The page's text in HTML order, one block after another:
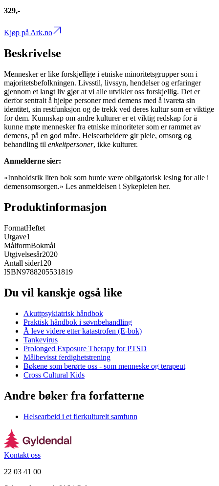
329,-
Kjøp på Ark.no
Beskrivelse
Mennesker er like forskjellige i etniske minoritetsgrupper som i
majoritetsbefolkningen. Livsstil, livssyn, hendelser og erfaringer
gjennom et langt liv gjør at vi alle utvikler oss forskjellig. Det er
derfor sentralt å hjelpe personer med demens med å ivareta sin
identitet, sin restfunksjon og de trekk ved deres kultur som er viktige
for dem. Kunnskap om andre kulturer er et viktig redskap for å
kunne møte mennesker fra etniske minoriteter som er rammet av
demens, på en god måte. Helsearbeidere gir pleie, omsorg og
behandling til enkeltpersoner, ikke kulturer.
Anmelderne sier:
«Innholdsrik liten bok som burde være obligatorisk lesing for alle i
demensomsorgen.» Les anmeldelsen i Sykepleien her.
Produktinformasjon
FormatHeftet
Utgave1
MålformBokmål
Utgivelsesår2020
Antall sider120
ISBN9788205531819
Du vil kanskje også like
Akuttpsykiatrisk håndbok
Praktisk håndbok i søvnbehandling
Å leve videre etter katastrofen (E-bok)
Tankevirus
Prolonged Exposure Therapy for PTSD
Målbevisst ferdighetstrening
Bøkene som berørte oss - som menneske og terapeut
Cross Cultural Kids
Andre bøker fra forfatterne
Helsearbeid i et flerkulturelt samfunn
Kontakt oss
22 03 41 00